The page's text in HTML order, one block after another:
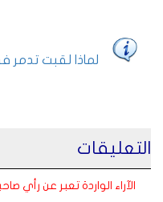
لماذا لقبت تدمر
التعليقات
الآراء الواردة تعبر عن رأي